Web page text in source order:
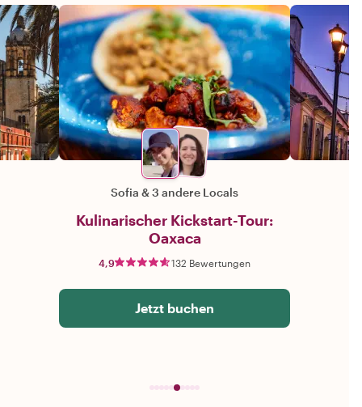
Sofia &3 andere Locals
Kulinarischer Kickstart-Tour:
Oaxaca
4,9 132 Bewertungen
Jetzt buchen